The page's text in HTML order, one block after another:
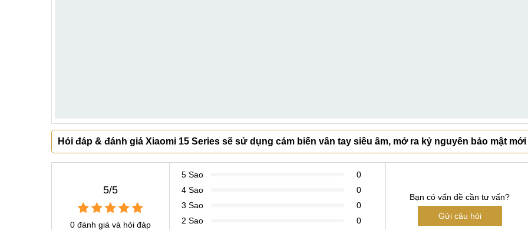
Hỏi đáp & đánh giá Xiaomi 15 Series sẽ sử dụng cảm biến vân tay siêu âm, mở ra kỷ nguyên bảo mật mới
5/5
0 đánh giá và hỏi đáp
5 Sao
0
4 Sao
0
3 Sao
0
2 Sao
0
Bạn có vấn đề cần tư vấn?
Gửi câu hỏi